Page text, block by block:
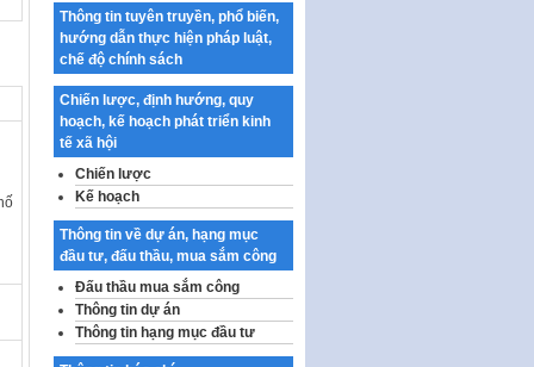
tưởng của Đảng…
Công bố công khai dự toán kinh
phí xây dựng pháp luật, hoàn
thiện thể chế, chính…
Quy định về nghiên cứu, ứng
dụng khoa học, công nghệ, đổi
mới sáng tạo và chuyển…
Quy định chi tiết và hướng dẫn
thi hành một số điều của Luật Lý
lịch tư…
Sửa đổi, bổ sung một số nội
dung tại Nghị quyết số 30/NQ-
CP ngày 24 tháng 02…
Ban hành Chương trình hành
Thông tin tuyên truyền, phổ biến,
hướng dẫn thực hiện pháp luật,
chế độ chính sách
Chiến lược, định hướng, quy
hoạch, kế hoạch phát triển kinh
tế xã hội
Chiến lược
Kế hoạch
Thông tin về dự án, hạng mục
đầu tư, đấu thầu, mua sắm công
Đấu thầu mua sắm công
Thông tin dự án
Thông tin hạng mục đầu tư